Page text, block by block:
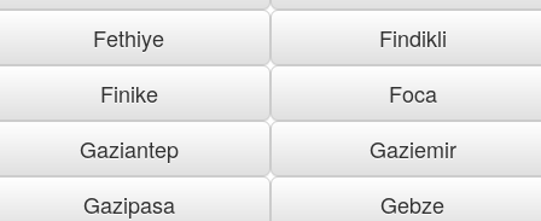
Fethiye
Findikli
Finike
Foca
Gaziantep
Gaziemir
Gazipasa
Gebze